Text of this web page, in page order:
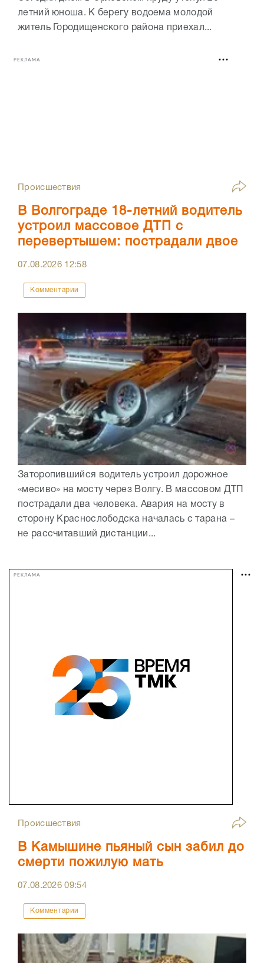
летний юноша. К берегу водоема молодой
житель Городищенского района приехал...
РЕКЛАМА
Происшествия
В Волгограде 18-летний водитель
устроил массовое ДТП с
перевертышем: пострадали двое
07.08.2026 12:58
Комментарии
Заторопившийся водитель устроил дорожное
«месиво» на мосту через Волгу. В массовом ДТП
пострадали два человека. Авария на мосту в
сторону Краснослободска началась с тарана –
не рассчитавший дистанции...
РЕКЛАМА
Происшествия
В Камышине пьяный сын забил до
смерти пожилую мать
07.08.202609:54
Комментарии